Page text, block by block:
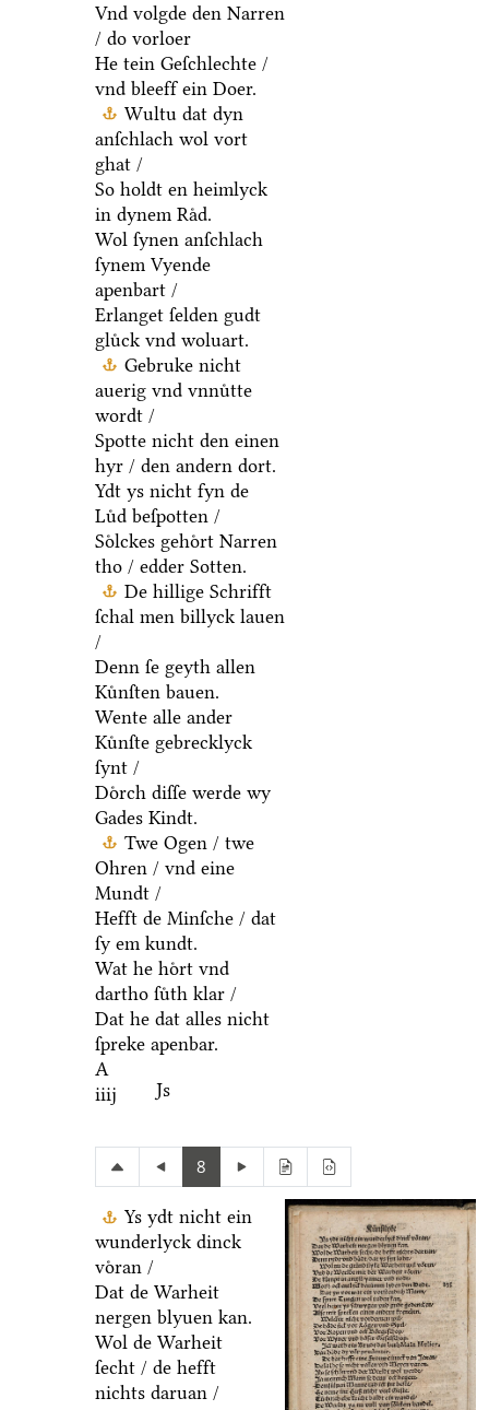
Vnd volgde den Narren
/ do vorloer
He tein Geſchlechte /
vnd bleeff ein Doer.
Wultu dat dyn
anſchlach wol vort
ghat /
So holdt en heimlyck
in dynem Raͤd.
Wol ſynen anſchlach
ſynem Vyende
apenbart /
Erlanget ſelden gudt
gluͤck vnd woluart.
Gebruke nicht
auerig vnd vnnuͤtte
wordt /
Spotte nicht den einen
hyr / den andern dort.
Ydt ys nicht fyn de
Luͤd beſpotten /
Soͤlckes gehoͤrt Narren
tho / edder Sotten.
De hillige Schrifft
ſchal men billyck lauen
/
Denn ſe geyth allen
Kuͤnſten bauen.
Wente alle ander
Kuͤnſte gebrecklyck
ſynt /
Doͤrch diſſe werde wy
Gades Kindt.
Twe Ogen / twe
Ohren / vnd eine
Mundt /
Hefft de Minſche / dat
ſy em kundt.
Wat he hoͤrt vnd
dartho ſuͤth klar /
Dat he dat alles nicht
ſpreke apenbar.
A
iiij
Js
8
Ys ydt nicht ein
wunderlyck dinck
voͤran /
Dat de Warheit
nergen blyuen kan.
Wol de Warheit
ſecht / de hefft
nichts daruan /